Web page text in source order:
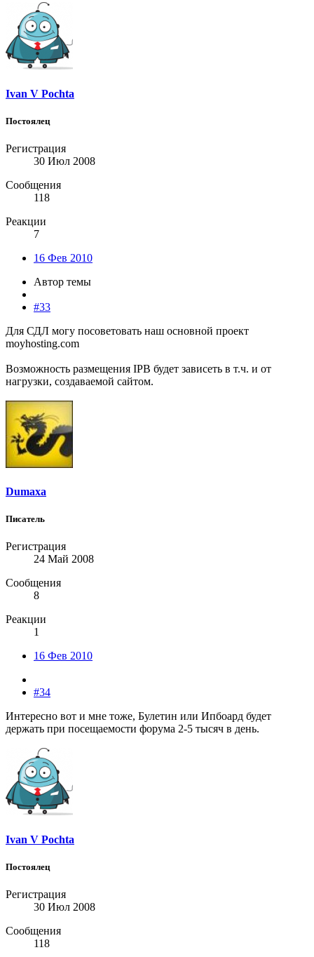
Ivan V Pochta
Постоялец
Регистрация
30 Июл 2008
Сообщения
118
Реакции
7
16 Фев 2010
Автор темы
#33
Для СДЛ могу посоветовать наш основной проект
moyhosting.com
Возможность размещения IPB будет зависеть в т.ч. и от
нагрузки, создаваемой сайтом.
Dumaxa
Писатель
Регистрация
24 Май 2008
Сообщения
8
Реакции
1
16 Фев 2010
#34
Интересно вот и мне тоже, Булетин или Ипбоард будет
держать при посещаемости форума 2-5 тысяч в день.
Ivan V Pochta
Постоялец
Регистрация
30 Июл 2008
Сообщения
118